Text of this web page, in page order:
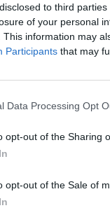
to third
of your personal
This information may
Participants that may
Data Processing Opt
opt-out of the Sharing
opt-out of the Sale of
το
ισόβια
τα 20 θα τα
μέρα να